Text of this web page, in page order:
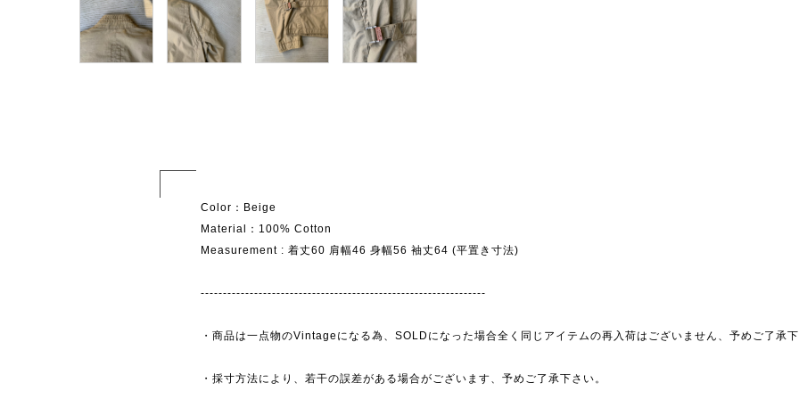
Color：Beige
Material：100% Cotton
Measurement : 着丈60 肩幅46 身幅56 袖丈64 (平置き寸法)
----------------------------------------------------------------
・商品は一点物のVintageになる為、SOLDになった場合全く同じアイテムの再入荷はございません、予めご了承
・採寸方法により、若干の誤差がある場合がございます、予めご了承下さい。